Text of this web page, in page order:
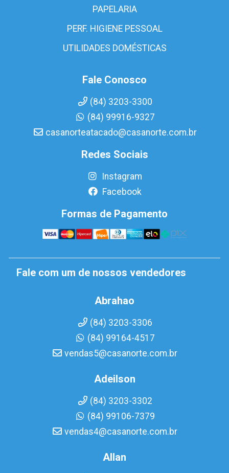
PAPELARIA
PERF. HIGIENE PESSOAL
UTILIDADES DOMÉSTICAS
Fale Conosco
(84) 3203-3300
(84) 99916-9327
casanorteatacado@casanorte.com.br
Redes Sociais
Instagram
Facebook
Formas de Pagamento
Fale com um de nossos vendedores
Abrahao
(84) 3203-3306
(84) 99164-4517
vendas5@casanorte.com.br
Adeilson
(84) 3203-3302
(84) 99106-7379
vendas4@casanorte.com.br
Allan